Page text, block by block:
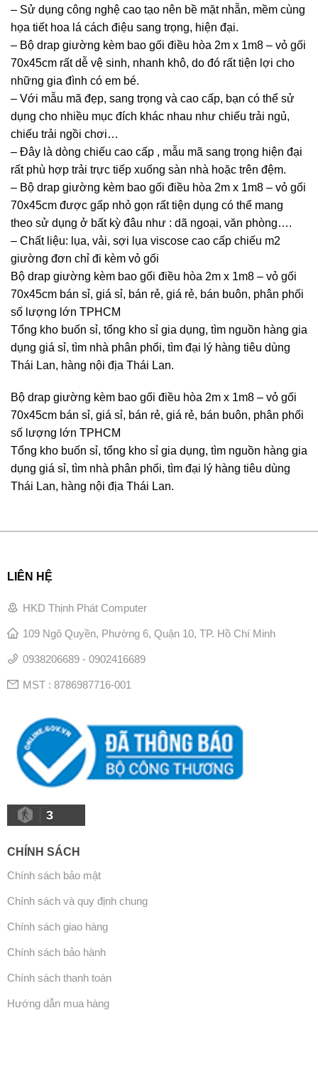
– Sử dụng công nghệ cao tạo nên bề mặt nhẵn, mềm cùng
họa tiết hoa lá cách điệu sang trọng, hiện đại.
– Bộ drap giường kèm bao gối điều hòa 2m x 1m8 – vỏ gối
70x45cm rất dễ vệ sinh, nhanh khô, do đó rất tiện lợi cho
những gia đình có em bé.
– Với mẫu mã đẹp, sang trọng và cao cấp, bạn có thể sử
dụng cho nhiều mục đích khác nhau như chiếu trải ngủ,
chiếu trải ngồi chơi…
– Đây là dòng chiếu cao cấp , mẫu mã sang trọng hiện đại
rất phù hợp trải trực tiếp xuống sàn nhà hoặc trên đệm.
– Bộ drap giường kèm bao gối điều hòa 2m x 1m8 – vỏ gối
70x45cm được gấp nhỏ gọn rất tiện dụng có thể mang
theo sử dụng ở bất kỳ đâu như : dã ngoại, văn phòng….
– Chất liệu: lụa, vải, sợi lụa viscose cao cấp chiếu m2
giường đơn chỉ đi kèm vỏ gối
Bộ drap giường kèm bao gối điều hòa 2m x 1m8 – vỏ gối
70x45cm bán sỉ, giá sỉ, bán rẻ, giá rẻ, bán buôn, phân phối
số lượng lớn TPHCM
Tổng kho buốn sỉ, tổng kho sỉ gia dụng, tìm nguồn hàng gia
dụng giá sỉ, tìm nhà phân phối, tìm đại lý hàng tiêu dùng
Thái Lan, hàng nội địa Thái Lan.
Bộ drap giường kèm bao gối điều hòa 2m x 1m8 – vỏ gối
70x45cm bán sỉ, giá sỉ, bán rẻ, giá rẻ, bán buôn, phân phối
số lượng lớn TPHCM
Tổng kho buốn sỉ, tổng kho sỉ gia dụng, tìm nguồn hàng gia
dụng giá sỉ, tìm nhà phân phối, tìm đại lý hàng tiêu dùng
Thái Lan, hàng nội địa Thái Lan.
LIÊN HỆ
HKD Thịnh Phát Computer
109 Ngô Quyền, Phường 6, Quận 10, TP. Hồ Chí Minh
0938206689 - 0902416689
MST : 8786987716-001
3
CHÍNH SÁCH
Chính sách bảo mật
Chính sách và quy định chung
Chính sách giao hàng
Chính sách bảo hành
Chính sách thanh toán
Hướng dẫn mua hàng